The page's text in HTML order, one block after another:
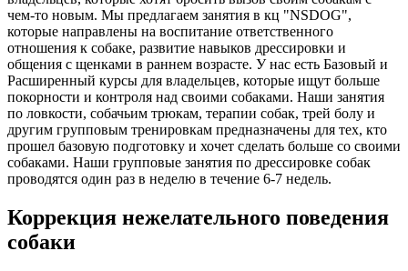
чем-то новым. Мы предлагаем занятия в кц "NSDOG",
которые направлены на воспитание ответственного
отношения к собаке, развитие навыков дрессировки и
общения с щенками в раннем возрасте. У нас есть Базовый и
Расширенный курсы для владельцев, которые ищут больше
покорности и контроля над своими собаками. Наши занятия
по ловкости, собачьим трюкам, терапии собак, трей болу и
другим групповым тренировкам предназначены для тех, кто
прошел базовую подготовку и хочет сделать больше со своими
собаками. Наши групповые занятия по дрессировке собак
проводятся один раз в неделю в течение 6-7 недель.
Коррекция нежелательного поведения
собаки